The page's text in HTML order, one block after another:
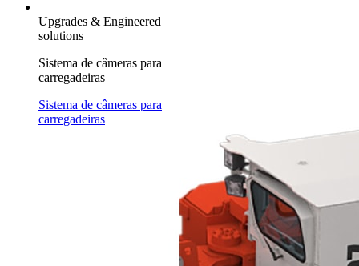
Upgrades & Engineered
solutions
Sistema de câmeras para
carregadeiras
Sistema de câmeras para
carregadeiras